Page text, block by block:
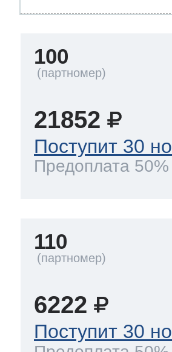
100
21852
Поступит 30
Предоплата 50%
110
6222
Поступит 30